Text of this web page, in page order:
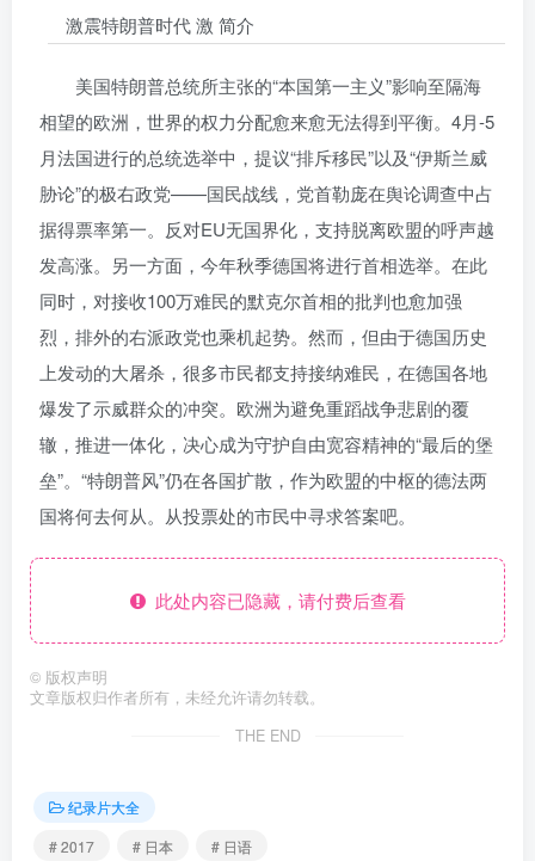
激震特朗普时代 激 简介
美国特朗普总统所主张的“本国第一主义”影响至隔海
相望的欧洲，世界的权力分配愈来愈无法得到平衡。4月-5
月法国进行的总统选举中，提议“排斥移民”以及“伊斯兰威
胁论”的极右政党——国民战线，党首勒庞在舆论调查中占
据得票率第一。反对EU无国界化，支持脱离欧盟的呼声越
发高涨。另一方面，今年秋季德国将进行首相选举。在此
同时，对接收100万难民的默克尔首相的批判也愈加强
烈，排外的右派政党也乘机起势。然而，但由于德国历史
上发动的大屠杀，很多市民都支持接纳难民，在德国各地
爆发了示威群众的冲突。欧洲为避免重蹈战争悲剧的覆
辙，推进一体化，决心成为守护自由宽容精神的“最后的堡
垒”。“特朗普风”仍在各国扩散，作为欧盟的中枢的德法两
国将何去何从。从投票处的市民中寻求答案吧。
此处内容已隐藏，请付费后查看
© 版权声明
文章版权归作者所有，未经允许请勿转载。
THE END
纪录片大全
# 2017
# 日本 # 日语